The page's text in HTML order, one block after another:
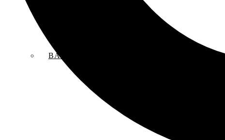
BANDAS SONORAS ORIGINALES